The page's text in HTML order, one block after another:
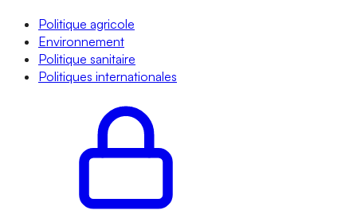
Politique agricole
Environnement
Politique sanitaire
Politiques internationales